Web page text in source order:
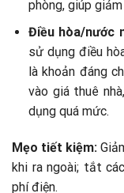
phòng, giúp
Điều hòa/nước
sử dụng điều
là khoản đáng
vào giá thuê
dụng quá mức.
Mẹo tiết kiệm:
khi ra ngoài; tắt
phí điện.